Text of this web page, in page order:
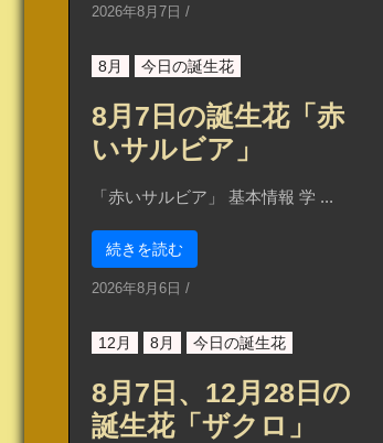
2026年8月7日 /
8月 今日の誕生花
8月7日の誕生花「赤
いサルビア」
「赤いサルビア」 基本情報 学 ...
続きを読む
2026年8月6日 /
12月 8月 今日の誕生花
8月7日、12月28日の
誕生花「ザクロ」